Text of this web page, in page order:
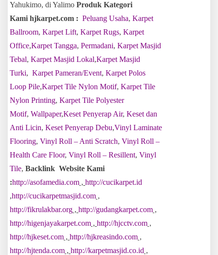
Yahukimo, di Yalimo Produk Kategori
Kami hjkarpet.com : Peluang Usaha, Karpet
Ballroom, Karpet Lift, Karpet Rugs, Karpet
Office,Karpet Tangga, Permadani, Karpet Masjid
Tebal, Karpet Masjid Lokal,Karpet Masjid
Turki, Karpet Pameran/Event, Karpet Polos
Loop Pile,Karpet Tile Nylon Motif, Karpet Tile
Nylon Printing, Karpet Tile Polyester
Motif, Wallpaper,Keset Penyerap Air, Keset dan
Anti Licin, Keset Penyerap Debu,Vinyl Laminate
Flooring, Vinyl Roll – Anti Scratch, Vinyl Roll –
Health Care Floor, Vinyl Roll – Resillent, Vinyl
Tile, Backlink Website Kami
:http://asofamedia.com , http://cucikarpet.id
,http://cucikarpetmasjid.com ,
http://fikrulakbar.org , http://gudangkarpet.com ,
http://higenjayakarpet.com , http://hjcctv.com ,
http://hjkeset.com , http://hjkreasindo.com ,
http://hjtenda.com , http://karpetmasjid.co.id ,